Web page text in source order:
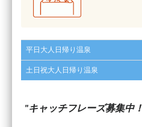
平日大人日帰り温泉
土日祝大人日帰り温泉
キャッチフレーズ募集中！